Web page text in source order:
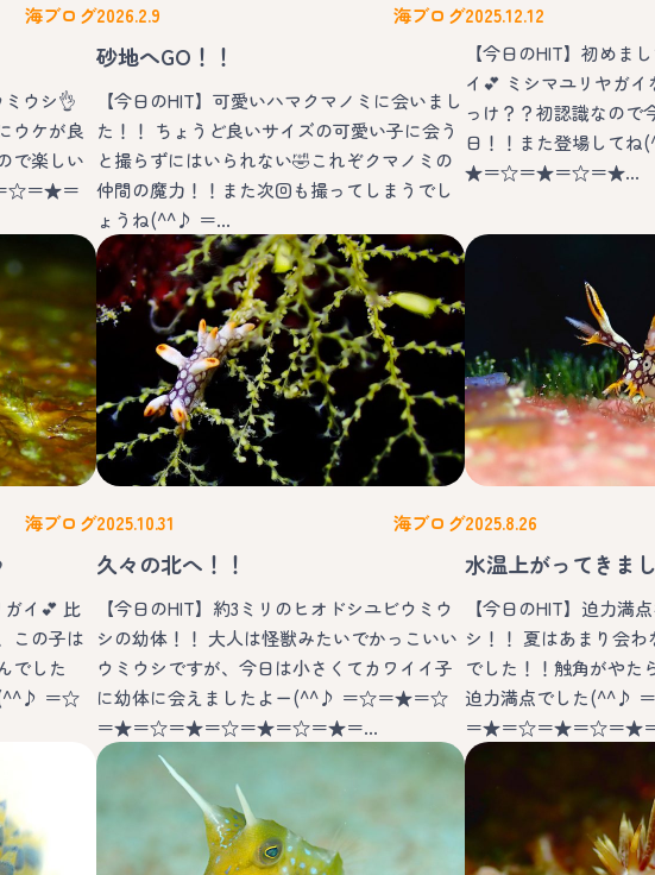
海ブログ
ミウシ👌
ウケが良
で楽しい
☆＝★＝
2026.2.9 海ブログ
砂地へGO！！
【今日のHIT】可愛いハマクマノミに会いまし
た！！ ちょうど良いサイズの可愛い子に会う
と撮らずにはいられない🤣これぞクマノミの
仲間の魔力！！また次回も撮ってしまうでし
ょうね(^^♪ ＝…
2025.12.12
【今日のHIT】初めま
イ💕 ミシマユリヤガ
っけ？？初認識なので
日！！また登場して
★＝☆＝★＝☆＝★…
海ブログ
ガイ💕 比
この子は
でした
(^^♪ ＝☆
2025.10.31 海ブログ
久々の北へ！！
【今日のHIT】約3ミリのヒオドシユビウミウ
シの幼体！！ 大人は怪獣みたいでかっこいい
ウミウシですが、今日は小さくてカワイイ子
に幼体に会えましたよー(^^♪ ＝☆＝★＝☆
＝★＝☆＝★＝☆＝★＝☆＝★＝…
2025.8.26
水温上がってきま
【今日のHIT】迫力満
シ！！ 夏はあまり会
でした！！触角がやた
迫力満点でした
＝★＝☆＝★＝☆＝★